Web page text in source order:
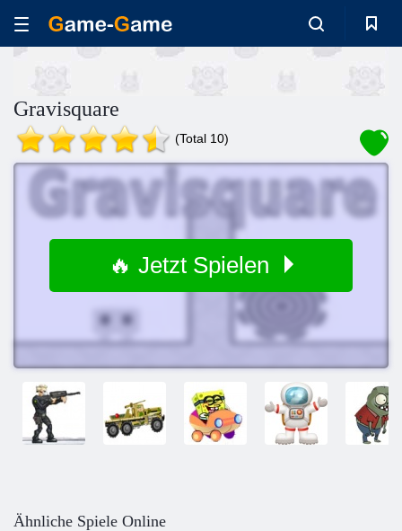
Gravisquare
(Total 10)
🔥 Jetzt Spielen
Ähnliche Spiele Online